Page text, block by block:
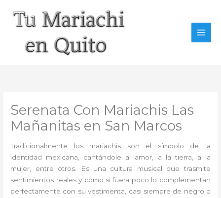
contenido
Serenata Con Mariachis Las
Mañanitas en San Marcos
Tradicionalmente los mariachis son el símbolo de la
identidad mexicana, cantándole al amor, a la tierra, a la
mujer, entre otros. Es una cultura musical que trasmite
sentimientos reales y como si fuera poco lo complementan
perfectamente con su vestimenta, casi siempre de negro o